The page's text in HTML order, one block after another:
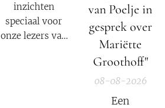
inzichten
speciaal voor
onze lezers van
van Poelje in
gesprek over
Mariëtte
Groothoff"
08-08-2026
Een